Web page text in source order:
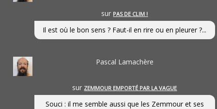
sur PAS DE CLIM !
Il est où le bon sens ? Faut-il en rire ou en pleurer ?...
Pascal Lamachère
sur ZEMMOUR EMPORTÉ PAR LA VAGUE
Souci : il me semble aussi que les Zemmour et ses